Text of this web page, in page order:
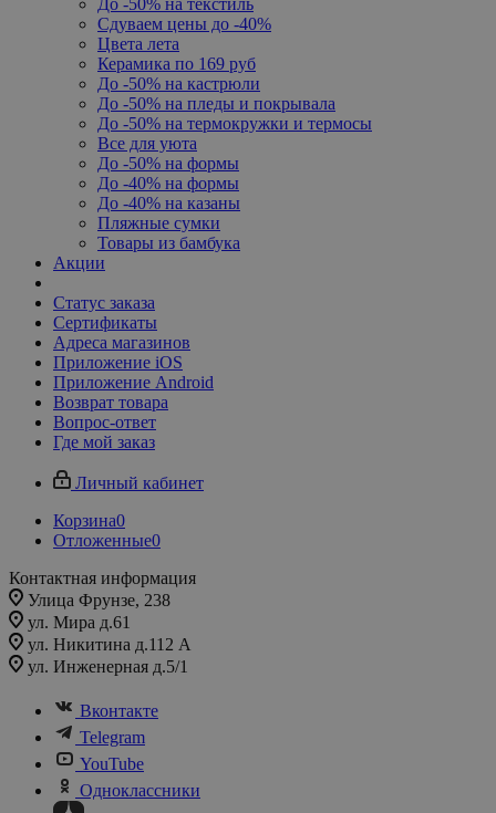
Сдуваем цены до -40%
Цвета лета
Керамика по 169 руб
До -50% на кастрюли
До -50% на пледы и покрывала
До -50% на термокружки и термосы
Все для уюта
До -50% на формы
До -40% на формы
До -40% на казаны
Пляжные сумки
Товары из бамбука
Акции
Статус заказа
Сертификаты
Адреса магазинов
Приложение iOS
Приложение Android
Возврат товара
Вопрос-ответ
Где мой заказ
Личный кабинет
Корзина0
Отложенные0
Контактная информация
Улица Фрунзе, 238​
ул. Мира д.61
ул. Никитина д.112 А
ул. Инженерная д.5/1
Вконтакте
Telegram
YouTube
Одноклассники